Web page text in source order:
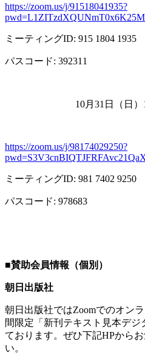
https://zoom.us/j/91518041935?
ミーティングID: 915 1804 1935
パスコード: 392311
10月 31 日（日）
https://zoom.us/j/98174029250?
ミーティングID: 981 7402 9250
パスコード: 978683
■賛助会員情報（個別）
朝日出版社
朝日出版社ではZoomでのオン
間限定「新刊テキスト見本デ
ております。ぜひ下記HPから
い。